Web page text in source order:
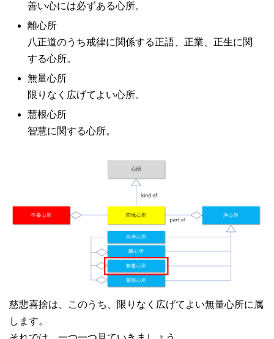
善い心には必ずある心所。
離心所
八正道のうち戒律に関係する正語、正業、正生に関
する心所。
無量心所
限りなく広げてよい心所。
慧根心所
智慧に関する心所。
慈悲喜捨は、このうち、限りなく広げてよい無量心所に属
します。